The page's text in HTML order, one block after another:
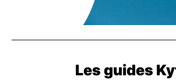
Les guides